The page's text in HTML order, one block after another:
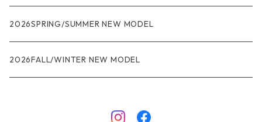
R1
ウィメンズ
R1
ジャケット・アウター
★★★
レインウェアー
2026SPRING/SUMMER NEW MODEL
2026FALL/WINTER NEW MODEL